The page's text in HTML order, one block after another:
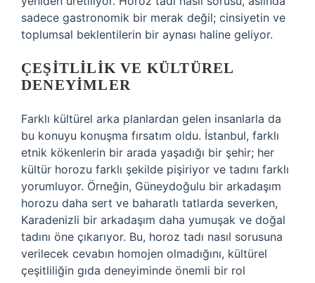
sadece gastronomik bir merak değil; cinsiyetin ve
toplumsal beklentilerin bir aynası haline geliyor.
ÇEŞITLILIK VE KÜLTÜREL
DENEYIMLER
Farklı kültürel arka planlardan gelen insanlarla da
bu konuyu konuşma fırsatım oldu. İstanbul, farklı
etnik kökenlerin bir arada yaşadığı bir şehir; her
kültür horozu farklı şekilde pişiriyor ve tadını farklı
yorumluyor. Örneğin, Güneydoğulu bir arkadaşım
horozu daha sert ve baharatlı tatlarda severken,
Karadenizli bir arkadaşım daha yumuşak ve doğal
tadını öne çıkarıyor. Bu, horoz tadı nasıl sorusuna
verilecek cevabın homojen olmadığını, kültürel
çeşitliliğin gıda deneyiminde önemli bir rol